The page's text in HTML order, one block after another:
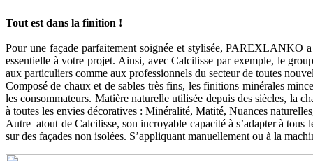
Tout est dans la finition !
Pour une façade parfaitement soignée et stylisée, PAREXLANKO
essentielle à votre projet. Ainsi, avec Calcilisse par exemple, le
aux particuliers comme aux professionnels du secteur de toutes
Composé de chaux et de sables très fins, les finitions minérales
les consommateurs. Matière naturelle utilisée depuis des siècles, la
à toutes les envies décoratives : Minéralité, Matité, Nuances
Autre atout de Calcilisse, son incroyable capacité à s’adapter à tous
sur des façades non isolées. S’appliquant manuellement ou à la